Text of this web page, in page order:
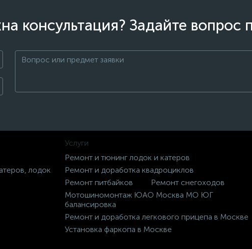
консультация? Задайте вопрос
лодок
Услуги
Ремонт и тюнинг лодок и катеров
Ремонт и доработка квадроциклов
Ремонт питбайков
Ремонт снегоходов
Мотошиномонтаж ЮАО Москва МО ЮГ
балансировка
Ремонт и доработка легкового прицепа в Москве
Установка фаркопа в Москве